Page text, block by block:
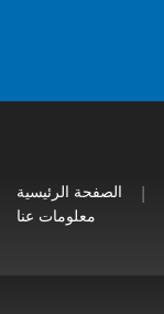
الصفحة الرئيسية |
معلومات عنا